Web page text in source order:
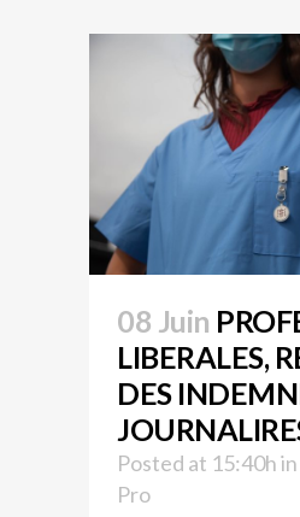
08 Juin
LIBERALES,
DES
Posted at 15:40hin
Pro